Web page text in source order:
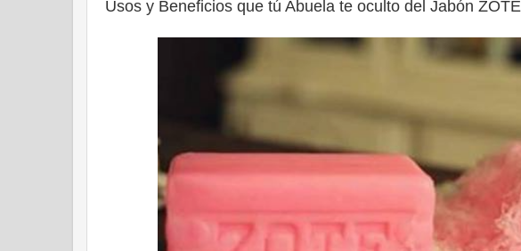
Usos y Beneficios que tú Abuela te oculto del Jabón ZOTE